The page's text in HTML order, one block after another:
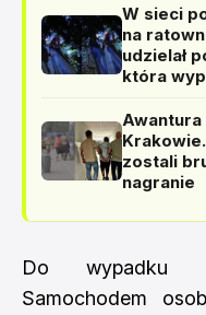
W sieci
na
udzielał
która
zostali
nagranie
Do wypadku
Samochodem